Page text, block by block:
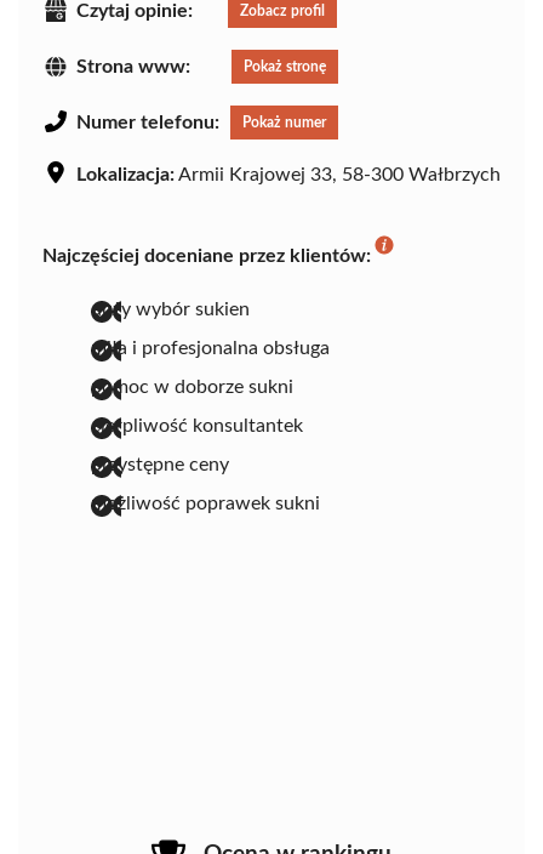
Czytaj opinie: Zobacz profil
Strona www: Pokaż stronę
Numer telefonu: Pokaż numer
Lokalizacja:Armii Krajowej 33, 58-300 Wałbrzych
Najczęściej doceniane przez klientów:
duży wybór sukien
miła i profesjonalna obsługa
pomoc w doborze sukni
cierpliwość konsultantek
przystępne ceny
możliwość poprawek sukni